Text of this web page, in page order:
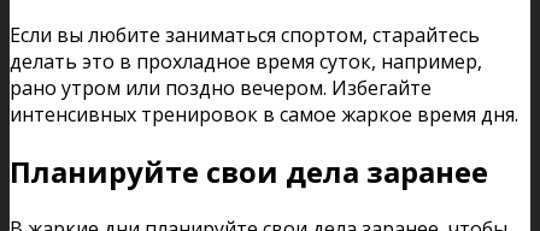
Если вы любите заниматься спортом, старайтесь
делать это в прохладное время суток, например,
рано утром или поздно вечером. Избегайте
интенсивных тренировок в самое жаркое время дня.
Планируйте свои дела заранее